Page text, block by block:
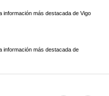
información más destacada de Vigo
información más destacada de